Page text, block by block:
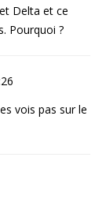
Delta et ce
Pourquoi ?
vois pas sur le